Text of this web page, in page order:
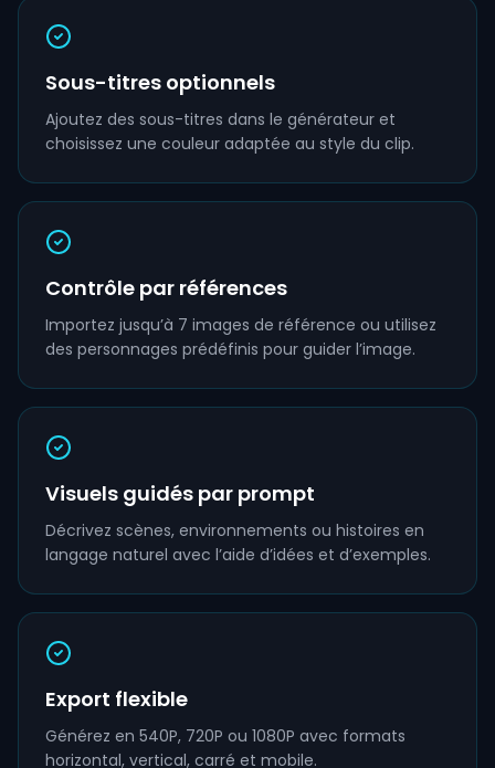
Sous-titres optionnels
Ajoutez des sous-titres dans le générateur et
choisissez une couleur adaptée au style du clip.
Contrôle par références
Importez jusqu’à 7 images de référence ou utilisez
des personnages prédéfinis pour guider l’image.
Visuels guidés par prompt
Décrivez scènes, environnements ou histoires en
langage naturel avec l’aide d’idées et d’exemples.
Export flexible
Générez en 540P, 720P ou 1080P avec formats
horizontal, vertical, carré et mobile.